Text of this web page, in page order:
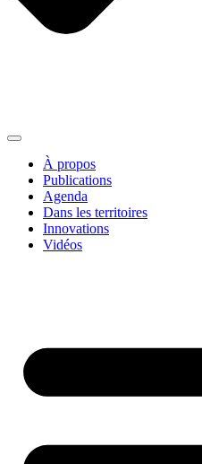
À propos
Publications
Agenda
Dans les territoires
Innovations
Vidéos